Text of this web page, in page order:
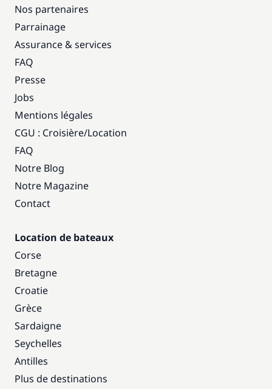
Nos partenaires
Parrainage
Assurance & services
FAQ
Presse
Jobs
Mentions légales
CGU : Croisière/Location
FAQ
Notre Blog
Notre Magazine
Contact
Location de bateaux
Corse
Bretagne
Croatie
Grèce
Sardaigne
Seychelles
Antilles
Plus de destinations